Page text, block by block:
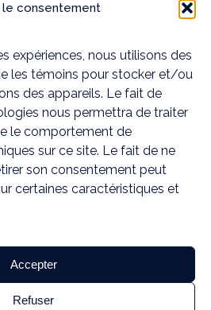
le consentement
expériences, nous utilisons des
les témoins pour stocker et/ou
des appareils. Le fait de
nous permettra de traiter
le comportement de
sur ce site. Le fait de ne
son consentement peut
certaines caractéristiques et
Accepter
Refuser
- Ostéopathie et
Loranger,
4W6
- Ostéopathie et
à Rosemère
la Grande-Côte,
1K6